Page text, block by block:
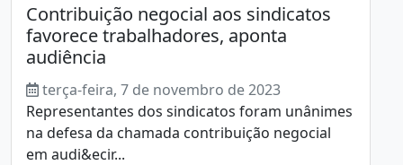
Contribuição negocial aos sindicatos
favorece trabalhadores, aponta
audiência
terça-feira, 7 de novembro de 2023
Representantes dos sindicatos foram unânimes
na defesa da chamada contribuição negocial
em audi&ecir...